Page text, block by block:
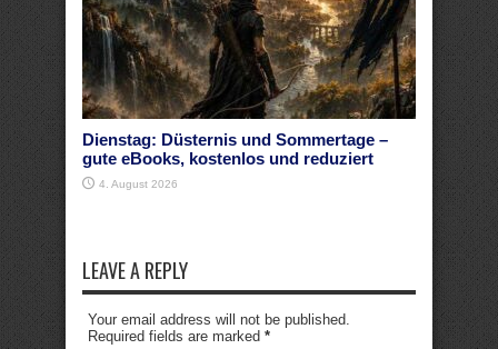
Dienstag: Düsternis und Sommertage –
gute eBooks, kostenlos und reduziert
4. August 2026
LEAVE A REPLY
Your email address will not be published.
Required fields are marked *